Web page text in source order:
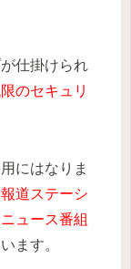
仕掛けられ
のセキュリ
にはなりま
道ステーシ
ュース番組
ます。